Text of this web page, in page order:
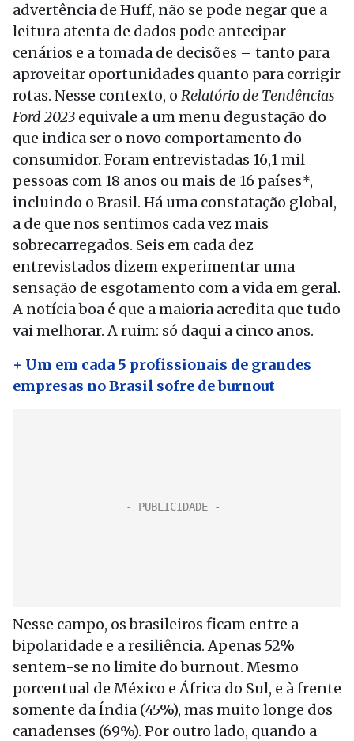
advertência de Huff, não se pode negar que a
leitura atenta de dados pode antecipar
cenários e a tomada de decisões – tanto para
aproveitar oportunidades quanto para corrigir
rotas. Nesse contexto, o Relatório de Tendências
Ford 2023 equivale a um menu degustação do
que indica ser o novo comportamento do
consumidor. Foram entrevistadas 16,1 mil
pessoas com 18 anos ou mais de 16 países*,
incluindo o Brasil. Há uma constatação global,
a de que nos sentimos cada vez mais
sobrecarregados. Seis em cada dez
entrevistados dizem experimentar uma
sensação de esgotamento com a vida em geral.
A notícia boa é que a maioria acredita que tudo
vai melhorar. A ruim: só daqui a cinco anos.
+ Um em cada 5 profissionais de grandes
empresas no Brasil sofre de burnout
Nesse campo, os brasileiros ficam entre a
bipolaridade e a resiliência. Apenas 52%
sentem-se no limite do burnout. Mesmo
porcentual de México e África do Sul, e à frente
somente da Índia (45%), mas muito longe dos
canadenses (69%). Por outro lado, quando a